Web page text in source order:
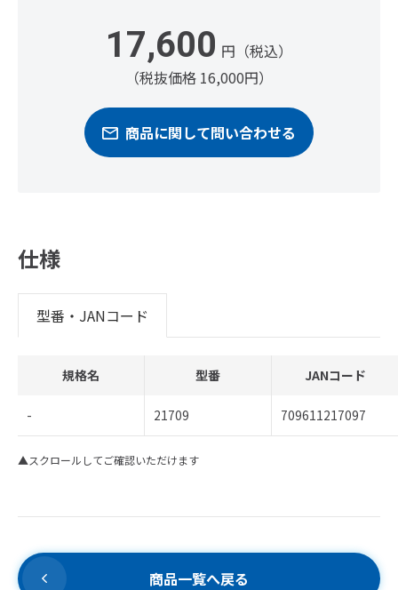
17,600 円（税込）
（税抜価格 16,000円）
商品に関して問い合わせる
仕様
型番・JANコード
規格名 型番 JANコード
- 21709 709611217097
▲スクロールしてご確認いただけます
商品一覧へ戻る